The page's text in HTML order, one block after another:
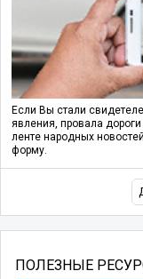
Если Вы стали
явления, провала
ленте народных
форму.
ПОЛЕЗНЫЕ